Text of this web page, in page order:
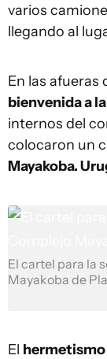
varios
llegando al
En las afueras
bienvenida a
internos del
colocaron un
Mayakoba.
El cartel para la
Mayakoba de
El hermetismo